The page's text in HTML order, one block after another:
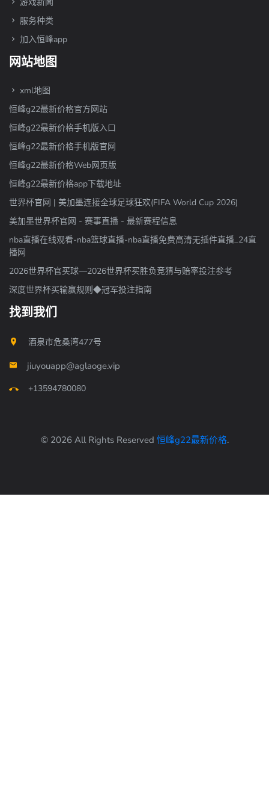
服务种类
加入恒峰app
网站地图
xml地图
恒峰g22最新价格官方网站
恒峰g22最新价格手机版入口
恒峰g22最新价格手机版官网
恒峰g22最新价格Web网页版
恒峰g22最新价格app下载地址
世界杯官网 | 美加墨连接全球足球狂欢(FIFA World Cup 2026)
美加墨世界杯官网 - 赛事直播 - 最新赛程信息
nba直播在线观看-nba篮球直播-nba直播免费高清无插件直播_24直
播网
2026世界杯官买球—2026世界杯买胜负竞猜与赔率投注参考
深度世界杯买输赢规则◆冠军投注指南
找到我们
酒泉市危桑湾477号
jiuyouapp@aglaoge.vip
+13594780080
© 2026 All Rights Reserved 恒峰g22最新价格.